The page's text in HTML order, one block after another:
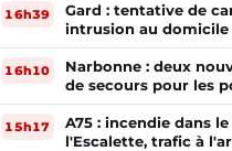
16h39
Gard : tentative de
intrusion au domicile
16h10
Narbonne : deux
de secours pour les
15h17
A75 : incendie dans
l'Escalette, trafic à